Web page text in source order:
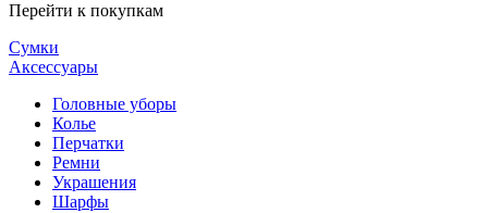
Перейти к покупкам
Сумки
Аксессуары
Головные уборы
Колье
Перчатки
Ремни
Украшения
Шарфы